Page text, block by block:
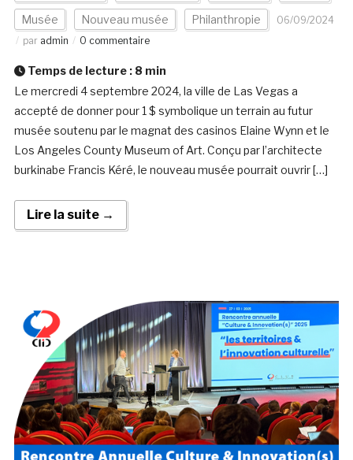
Musée Nouveau musée Philanthropie
06/09/2024
par admin 0 commentaire
Temps de lecture : 8 min
Le mercredi 4 septembre 2024, la ville de Las Vegas a
accepté de donner pour 1 $ symbolique un terrain au futur
musée soutenu par le magnat des casinos Elaine Wynn et le
Los Angeles County Museum of Art. Conçu par l’architecte
burkinabe Francis Kéré, le nouveau musée pourrait ouvrir […]
Lire la suite →